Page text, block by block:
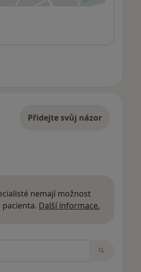
Přidejte svůj názor
nemají možnost
Další informace.